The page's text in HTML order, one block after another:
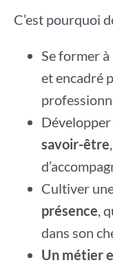
C’est pourquoi
Se former
et encadré
savoir-être
Cultiver
présence,
dans son
Un métier